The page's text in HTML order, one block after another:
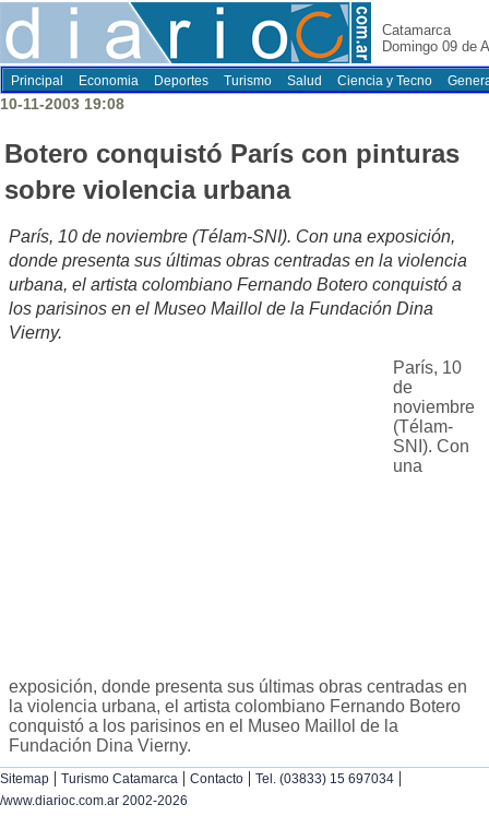
Catamarca
Domingo 09 de
Principal Economia Deportes Turismo Salud Ciencia y Tecno
10-11-2003 19:08
Botero conquistó París con pinturas
sobre violencia urbana
París, 10 de noviembre (Télam-SNI). Con una exposición,
donde presenta sus últimas obras centradas en la violencia
urbana, el artista colombiano Fernando Botero conquistó a
los parisinos en el Museo Maillol de la Fundación Dina
Vierny.
París, 10
de
noviembre
(Télam-
SNI). Con
una
exposición, donde presenta sus últimas obras centradas en
la violencia urbana, el artista colombiano Fernando Botero
conquistó a los parisinos en el Museo Maillol de la
Fundación Dina Vierny.
Sitemap | Turismo Catamarca | Contacto | Tel. (03833) 15 697034 |
/www.diarioc.com.ar 2002-2026